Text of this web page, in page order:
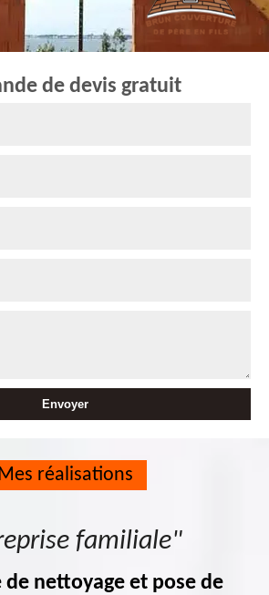
de devis gratuit
réalisations
familiale"
nettoyage et pose de